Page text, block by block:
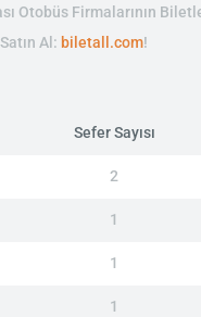
Otobüs Firmalarının
Al: biletall.com!
Sefer Sayısı
2
1
1
1